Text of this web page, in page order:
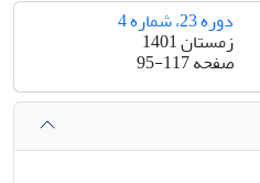
دوره 23، شماره 4
زمستان 1401
صفحه95-117